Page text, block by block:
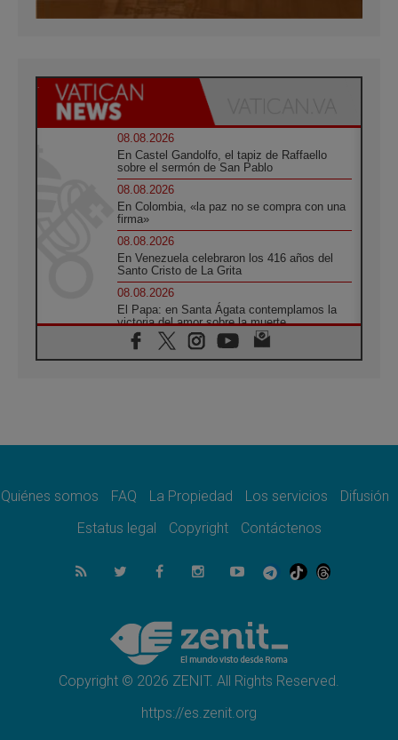
08.08.2026
En Castel Gandolfo, el tapiz de Raffaello
sobre el sermón de San Pablo
08.08.2026
En Colombia, «la paz no se compra con una
firma»
08.08.2026
En Venezuela celebraron los 416 años del
Santo Cristo de La Grita
08.08.2026
El Papa: en Santa Ágata contemplamos la
victoria del amor sobre la muerte
08.08.2026
León XIV visitará el Santuario de la Madre
07.08.2026
07.08.2026
el compromiso del cristiano"
La matanza de niños en Gaza no cesa: 300
muertos en 300 días
Tagle: La guerra desfigura el mundo, solo la
revelación de Dios lo transfigura
Quiénes somos FAQ La Propiedad Los servicios
Difusión
Estatus legal
Copyright Contáctenos
Copyright © 2026 ZENIT. All Rights Reserved.
https://es.zenit.org